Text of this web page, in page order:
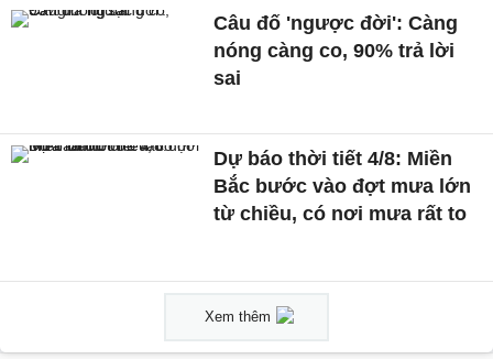
Câu đố 'ngược đời': Càng
nóng càng co, 90% trả lời
sai
Dự báo thời tiết 4/8: Miền
Bắc bước vào đợt mưa lớn
từ chiều, có nơi mưa rất to
Xem thêm